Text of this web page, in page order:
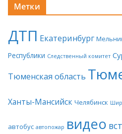
Метки
ДТП Екатеринбург
Республики Следственный комитет
Тюменская область
Ханты-Мансийск Челябинск
автобус автопожар видео